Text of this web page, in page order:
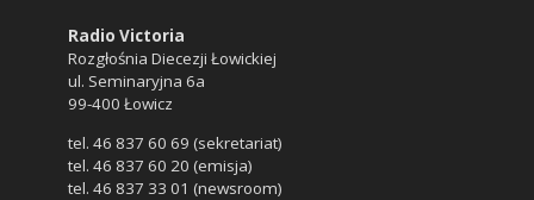
Radio Victoria
Rozgłośnia Diecezji Łowickiej
ul. Seminaryjna 6a
99-400 Łowicz
tel. 46 837 60 69 (sekretariat)
tel. 46 837 60 20 (emisja)
tel. 46 837 33 01 (newsroom)